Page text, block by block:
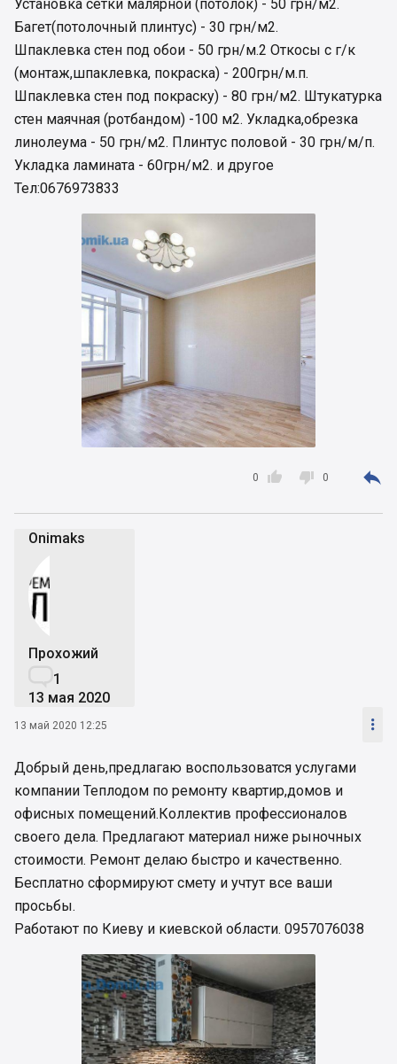
Установка сетки малярной (потолок) - 50 грн/м2.
Багет(потолочный плинтус) - 30 грн/м2.
Шпаклевка стен под обои - 50 грн/м.2 Откосы с г/к
(монтаж,шпаклевка, покраска) - 200грн/м.п.
Шпаклевка стен под покраску) - 80 грн/м2. Штукатурка
стен маячная (ротбандом) -100 м2. Укладка,обрезка
линолеума - 50 грн/м2. Плинтус половой - 30 грн/м/п.
Укладка ламината - 60грн/м2. и другое
Тел:0676973833

0  0 
Onimaks
Прохожий
1
13 мая 2020
13 май 2020 12:25 
Добрый день,предлагаю воспользоватся услугами
компании Теплодом по ремонту квартир,домов и
офисных помещений.Коллектив профессионалов
своего дела. Предлагают материал ниже рыночных
стоимости. Ремонт делаю быстро и качественно.
Бесплатно сформируют смету и учтут все ваши
просьбы.
Работают по Киеву и киевской области. 0957076038